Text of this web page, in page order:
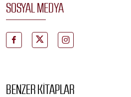
SOSYAL MEDYA
BENZER KITAPLAR